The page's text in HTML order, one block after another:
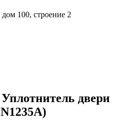
100, строение 2
двери